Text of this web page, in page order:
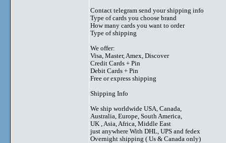
Contact telegram send your shipping info
Type of cards you choose brand
How many cards you want to order
Type of shipping
We offer:
Visa, Master, Amex, Discover
Credit Cards + Pin
Debit Cards + Pin
Free or express shipping
Shipping Info
We ship worldwide USA, Canada,
Australia, Europe, South America,
UK , Asia, Africa, Middle East
just anywhere With DHL, UPS and fedex
Overnight shipping ( Us & Canada only)